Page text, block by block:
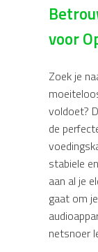
voor
Zoek je
voldoet?
de
stabiele
aan al je
gaat om
netsnoer